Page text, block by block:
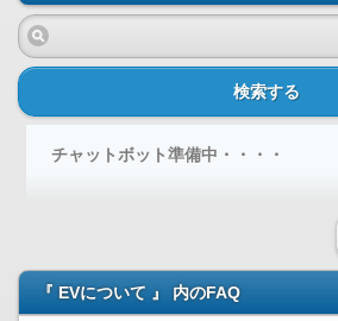
検索する
チャットボット準備中・・・・
『 EVについて 』 内のFAQ